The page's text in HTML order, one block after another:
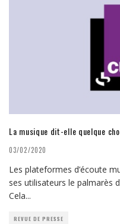
La musique dit-elle quelque
03/02/2020
Les plateformes d’écoute
ses utilisateurs le palmarès
Cela...
REVUE DE PRESSE